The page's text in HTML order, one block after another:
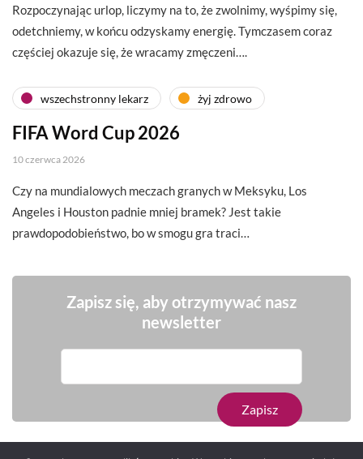
Rozpoczynając urlop, liczymy na to, że zwolnimy, wyśpimy się,
odetchniemy, w końcu odzyskamy energię. Tymczasem coraz
częściej okazuje się, że wracamy zmęczeni….
wszechstronny lekarz żyj zdrowo
FIFA Word Cup 2026
10 czerwca 2026
Czy na mundialowych meczach granych w Meksyku, Los
Angeles i Houston padnie mniej bramek? Jest takie
prawdopodobieństwo, bo w smogu gra traci…
Zapisz się, aby otrzymywać nasz
newsletter